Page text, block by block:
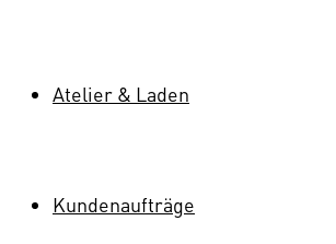
Atelier & Laden
Kundenaufträge